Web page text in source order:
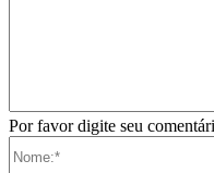
Por favor digite seu